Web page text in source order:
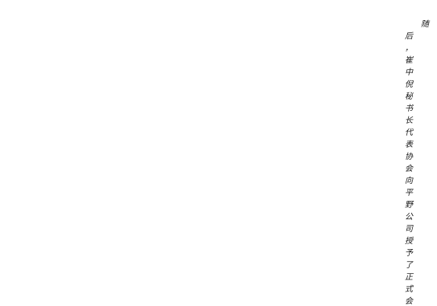
随
后
，
崔
中
倪
秘
书
长
代
表
协
会
向
平
野
公
司
授
予
了
正
式
会